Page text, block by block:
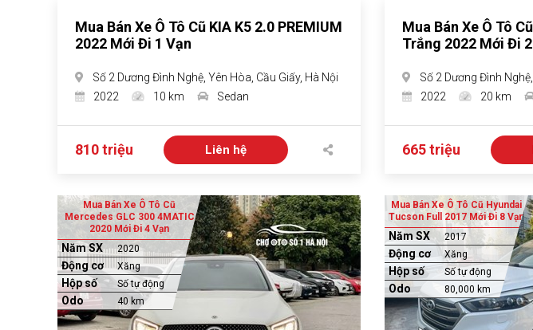
Mua Bán Xe Ô Tô Cũ KIA K5 2.0 PREMIUM
2022 Mới Đi 1 Vạn
Số 2 Dương Đình Nghệ, Yên Hòa, Cầu Giấy, Hà Nội
2022
10 km Sedan
810 triệu Liên hệ
Mua Bán Xe Ô Tô
Trắng 2022 Mới Đi
Số 2 Dương Đình
2022
20 km
665 triệu
Mua Bán Xe Ô Tô Cũ
Mercedes GLC 300 4MATIC
2020 Mới Đi 4 Vạn
Năm SX 2020
Động cơ Xăng
Hộp số Số tự động
Odo 40 km
Mua Bán Xe Ô Tô Cũ Hyundai
Tucson Full 2017 Mới Đi 8 Vạn
Năm SX 2017
Động cơ Xăng
Hộp số Số tự động
Odo 80,000 km